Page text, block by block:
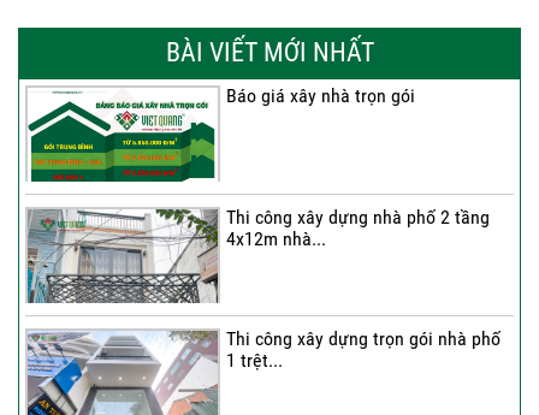
BÀI VIẾT MỚI NHẤT
Báo giá xây nhà trọn gói
Thi công xây dựng nhà phố 2 tầng
4x12m nhà...
Thi công xây dựng trọn gói nhà phố
1 trệt...